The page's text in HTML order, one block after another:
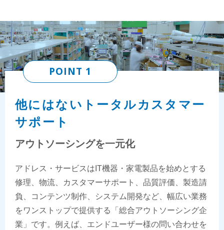
POINT 1
他にはないトータルカスタマー
サポート
アウトソーシングを一元化
アドレス・サービスはIT機器・家電製品を始めとする
修理、物流、カスタマーサポート、品質評価、製造請
負、コンテンツ制作、システム開発など、幅広い業務
をワンストップで提供する「総合アウトソーシング企
業」です。例えば、エンドユーザー様の問い合わせを